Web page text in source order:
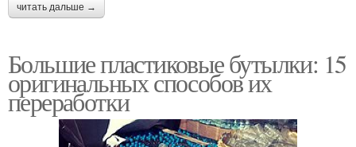
читать дальше →
Большие пластиковые бутылки: 15
оригинальных способов их
переработки